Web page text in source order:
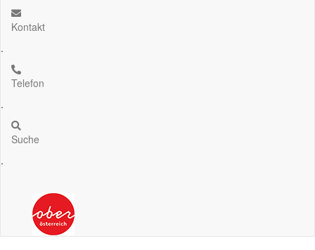
Kontakt
.
Telefon
.
Suche
.